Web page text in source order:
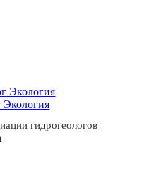
Экология
гидрогеологов